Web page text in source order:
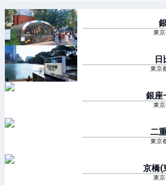
東
日
東京
銀座
東
二
東京
京橋(
東